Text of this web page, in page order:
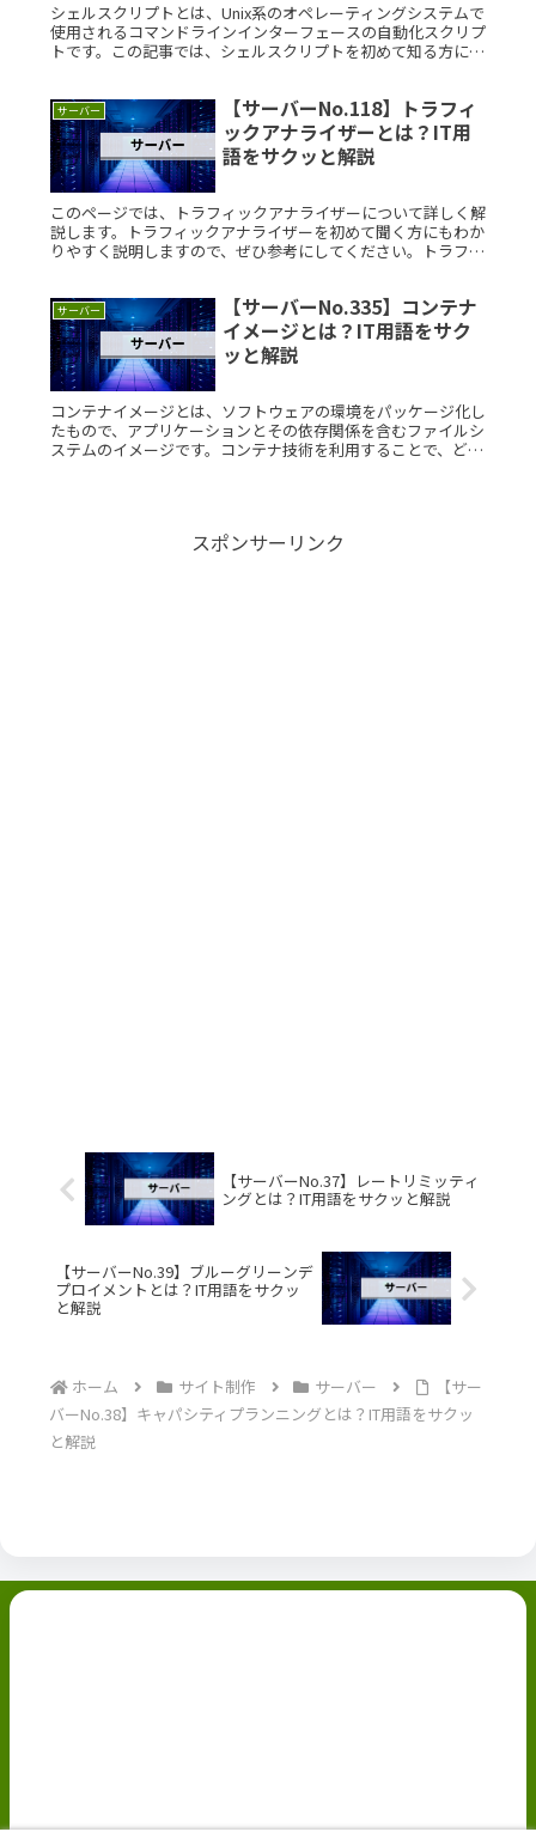
シェルスクリプトとは、Unix系のオペレーティングシステムで
使用されるコマンドラインインターフェースの自動化スクリプ
トです。この記事では、シェルスクリプトを初めて知る方に向
サーバー
【サーバーNo.118】トラフィ
ックアナライザーとは？IT用
語をサクッと解説
このページでは、トラフィックアナライザーについて詳しく解
説します。トラフィックアナライザーを初めて聞く方にもわか
りやすく説明しますので、ぜひ参考にしてください。トラフィ
サーバー
【サーバーNo.335】コンテナ
イメージとは？IT用語をサク
ッと解説
コンテナイメージとは、ソフトウェアの環境をパッケージ化し
たもので、アプリケーションとその依存関係を含むファイルシ
ステムのイメージです。コンテナ技術を利用することで、どこ
スポンサーリンク
【サーバーNo.37】レートリミッティ
ングとは？IT用語をサクッと解説
【サーバーNo.39】ブルーグリーンデ
プロイメントとは？IT用語をサクッ
と解説
ホーム サイト制作 サーバー
【サー
バーNo.38】キャパシティプランニングとは？IT用語をサクッ
と解説
© 2022 副業ブログ.